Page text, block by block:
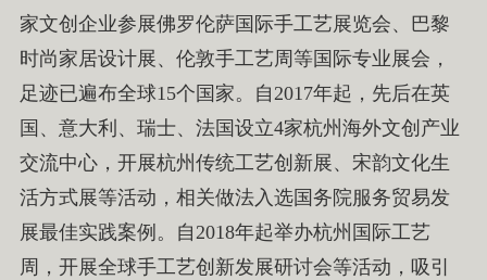
家文创企业参展佛罗伦萨国际手工艺展览会、巴黎
时尚家居设计展、伦敦手工艺周等国际专业展会，
足迹已遍布全球15个国家。自2017年起，先后在英
国、意大利、瑞士、法国设立4家杭州海外文创产业
交流中心，开展杭州传统工艺创新展、宋韵文化生
活方式展等活动，相关做法入选国务院服务贸易发
展最佳实践案例。自2018年起举办杭州国际工艺
周，开展全球手工艺创新发展研讨会等活动，吸引